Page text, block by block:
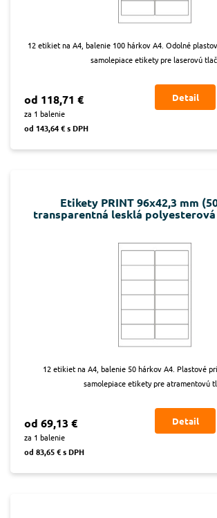
12 etikiet na A4, balenie 100 hárkov A4. Odolné
samolepiace etikety pre laserovú tlač.
od 118,71 €
za 1 balenie
od 143,64 € s DPH
Detail
Etikety PRINT 96x42,3 mm
transparentná lesklá
12 etikiet na A4, balenie 50 hárkov A4. Plastové
samolepiace etikety pre atramentovú
od 69,13 €
za 1 balenie
od 83,65 € s DPH
Detail